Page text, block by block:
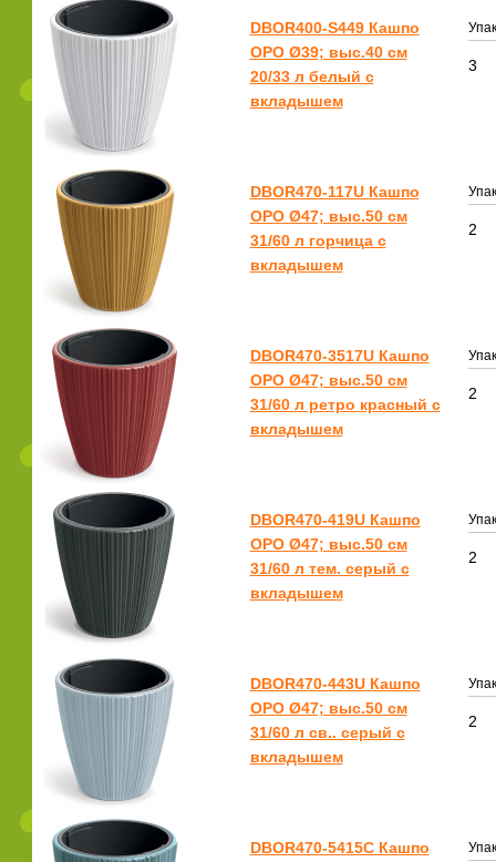
DBOR400-S449 Кашпо
ОРО Ø39; выс.40 см
20/33 л белый с
вкладышем
3
DBOR470-117U Кашпо
ОРО Ø47; выс.50 см
31/60 л горчица с
вкладышем
2
DBOR470-3517U Кашпо
ОРО Ø47; выс.50 см
31/60 л ретро красный с
вкладышем
2
DBOR470-419U Кашпо
ОРО Ø47; выс.50 см
31/60 л тем. серый с
вкладышем
2
DBOR470-443U Кашпо
ОРО Ø47; выс.50 см
31/60 л св.. серый с
вкладышем
2
DBOR470-5415C Кашпо